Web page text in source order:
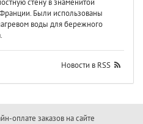
Были использованы
воды для бережного
Новости в RSS
оплате заказов на сайте